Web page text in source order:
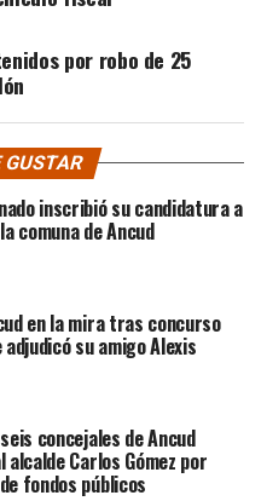
por robo de 25
GUSTAR
inscribió su candidatura a
comuna de Ancud
en la mira tras concurso
adjudicó su amigo Alexis
concejales de Ancud
alcalde Carlos Gómez por
fondos públicos